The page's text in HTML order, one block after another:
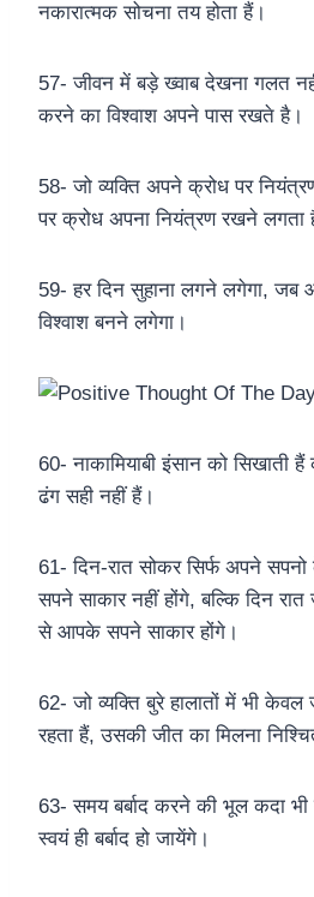
नकारात्मक सोचना तय होता हैं।
57- जीवन में बड़े ख्वाब देखना गलत
करने का विश्वाश अपने पास रखते है।
58- जो व्यक्ति अपने क्रोध पर
पर क्रोध अपना नियंत्रण रखने लगता
59- हर दिन सुहाना लगने लगेगा,
विश्वाश बनने लगेगा।
60- नाकामियाबी इंसान को
ढंग सही नहीं हैं।
61- दिन-रात सोकर सिर्फ अपने
सपने साकार नहीं होंगे, बल्कि दिन
से आपके सपने साकार होंगे।
62- जो व्यक्ति बुरे हालातों में भी
रहता हैं, उसकी जीत का मिलना
63- समय बर्बाद करने की भूल कदा
स्वयं ही बर्बाद हो जायेंगे।